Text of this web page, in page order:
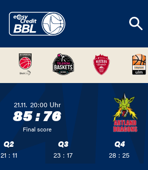
21.11. 20:00 Uhr
85:76
Final score
Q2
21 : 11
Q3
23 : 17
Q4
28 : 25